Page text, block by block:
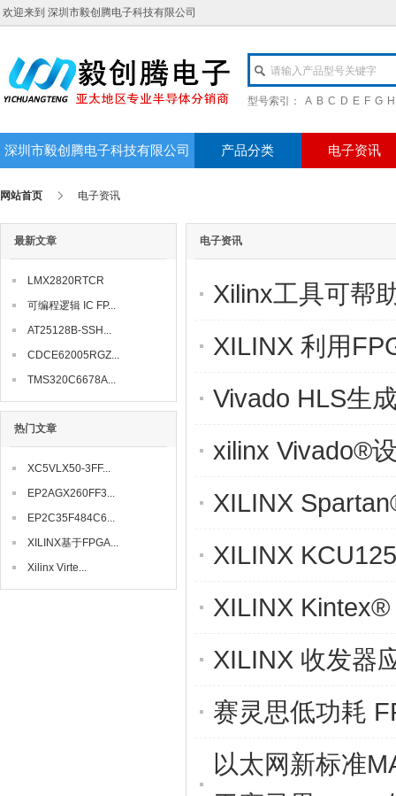
欢迎来到 深圳市毅创腾电子科技有限公司
请输入产品型号关键字
型号索引： A B C D E F G H
深圳市毅创腾电子科技有限公司 产品分类 电子资讯
网站首页 电子资讯
最新文章
LMX2820RTCR
可编程逻辑 IC FP...
AT25128B-SSH...
CDCE62005RGZ...
TMS320C6678A...
热门文章
XC5VLX50-3FF...
EP2AGX260FF3...
EP2C35F484C6...
XILINX基于FPGA...
Xilinx Virte...
电子资讯
Xilinx工具可帮
XILINX 利用
Vivado HLS生
xilinx Vivado®
XILINX
XILINX
XILINX
XILINX 收发器
赛灵思低功耗
以太网新标准